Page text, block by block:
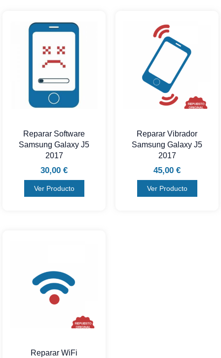
Reparar Software
Samsung Galaxy J5
2017
30,00 €
Ver Producto
Reparar Vibrador
Samsung Galaxy J5
2017
45,00 €
Ver Producto
Reparar WiFi